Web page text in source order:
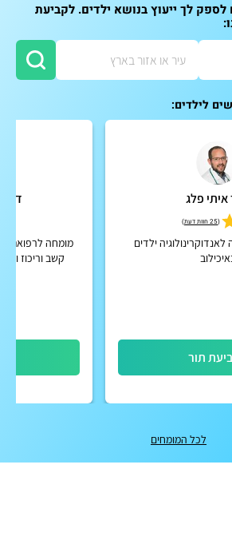
לספק לך ייעוץ בנושא ילדים. לקביעת
לילדים:
פלג
(25 חוות דעת )
ילדים
תור
ד"ר
מומחה לרפואת
קשב וריכוז
לכל המומחים